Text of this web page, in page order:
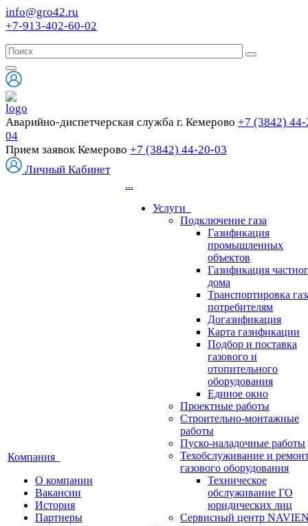
info@gro42.ru
+7-913-402-60-02
Аварийно-диспетчерская служба г. Кемерово +7 (3842)
04
Прием заявок Кемерово +7 (3842) 44-20-03
Личный Кабинет
Компания
О компании
Вакансии
История
Партнеры
...
Услуги
Подключение газа
Газификация
промышленных
объектов
Газификация
дома
Транспортировка
потребителям
Догазификация
Карта газификации
Подбор и поставка
газового и
отопительного
оборудования
Единое окно
Проектные работы
Строительно-монтажные
работы
Пуско-наладочные работы
Техобслуживание и
газового оборудования
Техническое
обслуживание ГО
юридических лиц
Сервисный центр